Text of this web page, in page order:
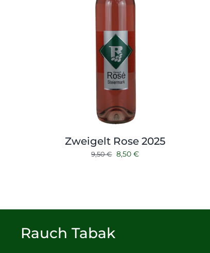
Zweigelt Rose 2025
9,50€ Ursprünglicher
8,50€Aktueller
Rauch Tabak